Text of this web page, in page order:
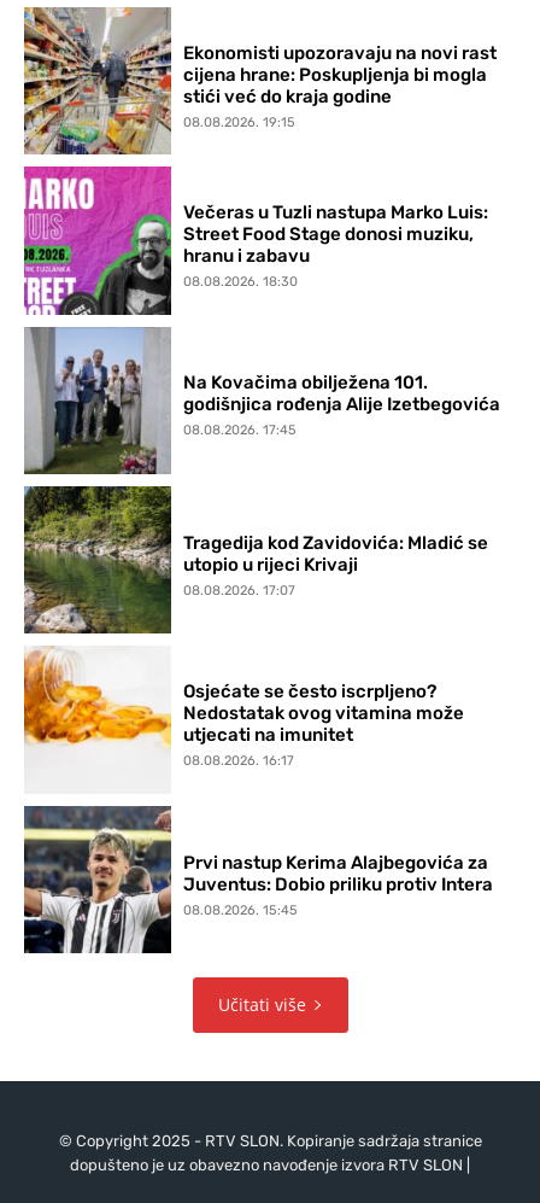
Ekonomisti upozoravaju na novi rast
cijena hrane: Poskupljenja bi mogla
stići već do kraja godine
08.08.2026. 19:15
Večeras u Tuzli nastupa Marko Luis:
Street Food Stage donosi muziku,
hranu i zabavu
08.08.2026. 18:30
Na Kovačima obilježena 101.
godišnjica rođenja Alije Izetbegovića
08.08.2026. 17:45
Tragedija kod Zavidovića: Mladić se
utopio u rijeci Krivaji
08.08.2026. 17:07
Osjećate se često iscrpljeno?
Nedostatak ovog vitamina može
utjecati na imunitet
08.08.2026. 16:17
Prvi nastup Kerima Alajbegovića za
Juventus: Dobio priliku protiv Intera
08.08.2026. 15:45
Učitati više
© Copyright 2025 - RTV SLON. Kopiranje sadržaja stranice
dopušteno je uz obavezno navođenje izvora RTV SLON |